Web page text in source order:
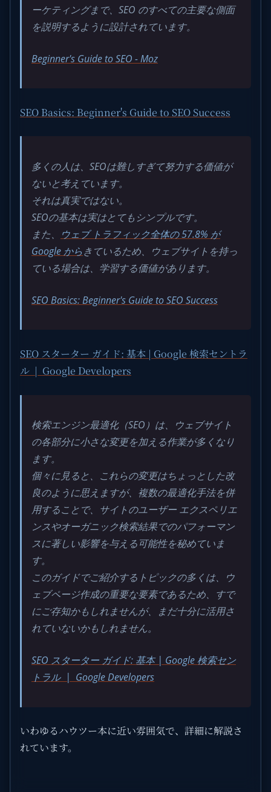
ーケティングまで、SEO のすべての主要な側面
を説明するように設計されています。
Beginner's Guide to SEO - Moz
SEO Basics: Beginner's Guide to SEO Success
多くの人は、 SEOは難しすぎて努力する価値が
ないと考えています。
それは真実ではない。
SEOの基本は実はとてもシンプルです。
また、
ウェブ トラフィック全体の 57.8% が
Google からきているため、ウェブサイトを持っ
ている場合は、学習する価値があります。
SEO Basics: Beginner's Guide to SEO Success
SEO スターター ガイド: 基本 | Google 検索セントラ
ル | Google Developers
検索エンジン最適化（SEO）は、ウェブサイト
の各部分に小さな変更を加える作業が多くなり
ます。
個々に見ると、これらの変更はちょっとした改
良のように思えますが、複数の最適化手法を併
用することで、サイトのユーザー エクスペリエ
ンスやオーガニック検索結果でのパフォーマン
スに著しい影響を与える可能性を秘めていま
す。
このガイドでご紹介するトピックの多くは、ウ
ェブページ作成の重要な要素であるため、すで
にご存知かもしれませんが、まだ十分に活用さ
れていないかもしれません。
SEO スターター ガイド: 基本 | Google 検索セン
トラル | Google Developers
いわゆるハウツー本に近い雰囲気で、詳細に解説さ
れています。